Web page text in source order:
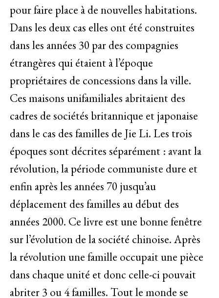
pour faire place à de nouvelles habitations.
Dans les deux cas elles ont été construites
dans les années 30 par des compagnies
étrangères qui étaient à l’époque
propriétaires de concessions dans la ville.
Ces maisons unifamiliales abritaient des
cadres de sociétés britannique et japonaise
dans le cas des familles de Jie Li. Les trois
époques sont décrites séparément : avant la
révolution, la période communiste dure et
enfin après les années 70 jusqu’au
déplacement des familles au début des
années 2000. Ce livre est une bonne fenêtre
sur l’évolution de la société chinoise. Après
la révolution une famille occupait une pièce
dans chaque unité et donc celle-ci pouvait
abriter 3 ou 4 familles. Tout le monde se